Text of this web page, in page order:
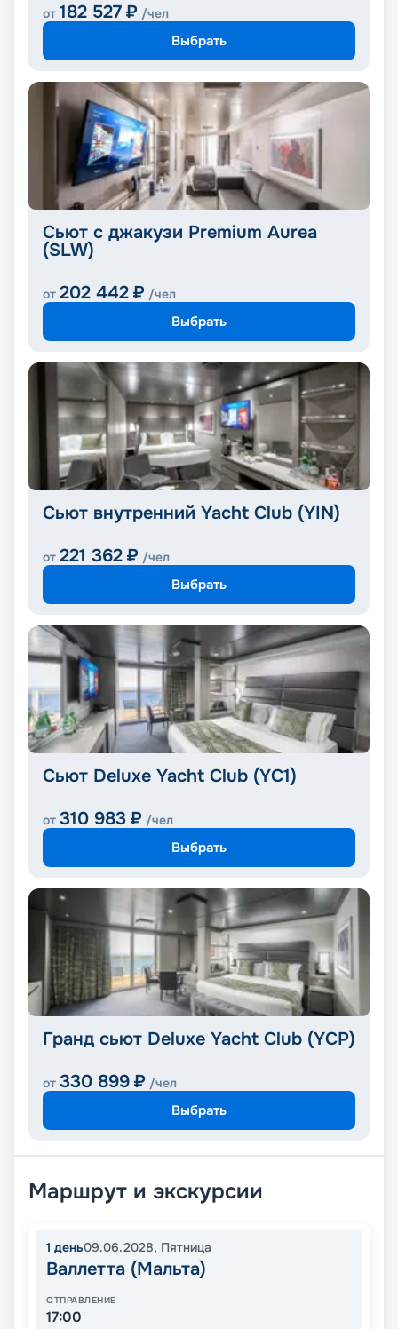
от 182 527 ₽ /чел
Выбрать
Сьют с джакузи Premium Aurea
(SLW)
от 202 442 ₽ /чел
Выбрать
Сьют внутренний Yacht Club (YIN)
от 221 362 ₽ /чел
Выбрать
Сьют Deluxe Yacht Club (YC1)
от 310 983 ₽ /чел
Выбрать
Гранд сьют Deluxe Yacht Club (YCP)
от 330 899 ₽ /чел
Выбрать
Маршрут и экскурсии
1 день09.06.2028, Пятница
Валлетта (Мальта)
ОТПРАВЛЕНИЕ
17:00